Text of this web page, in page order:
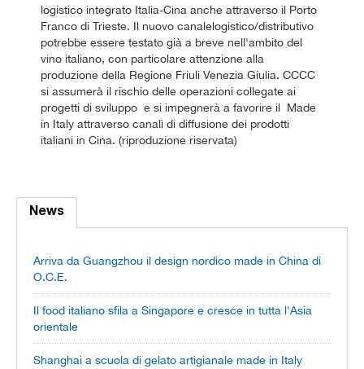
logistico integrato Italia-Cina anche attraverso il Porto
Franco di Trieste. Il nuovo canalelogistico/distributivo
potrebbe essere testato già a breve nell'ambito del
vino italiano, con particolare attenzione alla
produzione della Regione Friuli Venezia Giulia. CCCC
si assumerà il rischio delle operazioni collegate ai
progetti di sviluppo e si impegnerà a favorire il Made
in Italy attraverso canali di diffusione dei prodotti
italiani in Cina. (riproduzione riservata)
News
Arriva da Guangzhou il design nordico made in China di
O.C.E.
Il food italiano sfila a Singapore e cresce in tutta l'Asia
orientale
Shanghai a scuola di gelato artigianale made in Italy